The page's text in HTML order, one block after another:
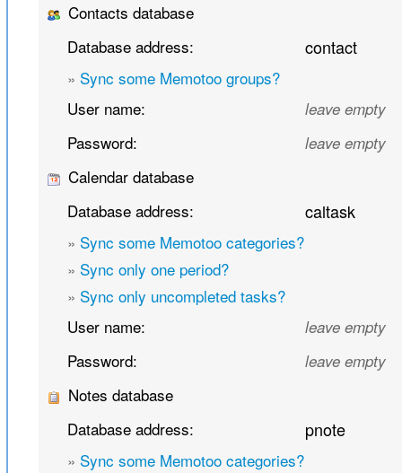
Contacts database
Database address:
contact
» Sync some Memotoo groups?
User name:
leave empty
Password: leave empty
Calendar database
Database address:
caltask
» Sync some Memotoo categories?
» Sync only one period?
» Sync only uncompleted tasks?
User name:
leave empty
Password: leave empty
Notes database
Database address:
pnote
» Sync some Memotoo categories?